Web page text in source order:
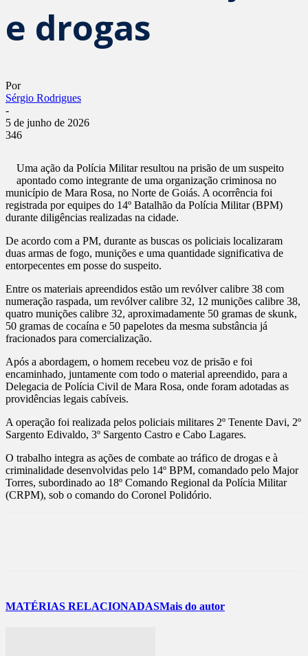
e drogas
Por
Sérgio Rodrigues
-
5 de junho de 2026
346
Uma ação da Polícia Militar resultou na prisão de um suspeito
apontado como integrante de uma organização criminosa no
município de Mara Rosa, no Norte de Goiás. A ocorrência foi
registrada por equipes do 14º Batalhão da Polícia Militar (BPM)
durante diligências realizadas na cidade.
De acordo com a PM, durante as buscas os policiais localizaram
duas armas de fogo, munições e uma quantidade significativa de
entorpecentes em posse do suspeito.
Entre os materiais apreendidos estão um revólver calibre 38 com
numeração raspada, um revólver calibre 32, 12 munições calibre 38,
quatro munições calibre 32, aproximadamente 50 gramas de skunk,
50 gramas de cocaína e 50 papelotes da mesma substância já
fracionados para comercialização.
Após a abordagem, o homem recebeu voz de prisão e foi
encaminhado, juntamente com todo o material apreendido, para a
Delegacia de Polícia Civil de Mara Rosa, onde foram adotadas as
providências legais cabíveis.
A operação foi realizada pelos policiais militares 2º Tenente Davi, 2º
Sargento Edivaldo, 3º Sargento Castro e Cabo Lagares.
O trabalho integra as ações de combate ao tráfico de drogas e à
criminalidade desenvolvidas pelo 14º BPM, comandado pelo Major
Torres, subordinado ao 18º Comando Regional da Polícia Militar
(CRPM), sob o comando do Coronel Polidório.
MATÉRIAS RELACIONADASMais do autor